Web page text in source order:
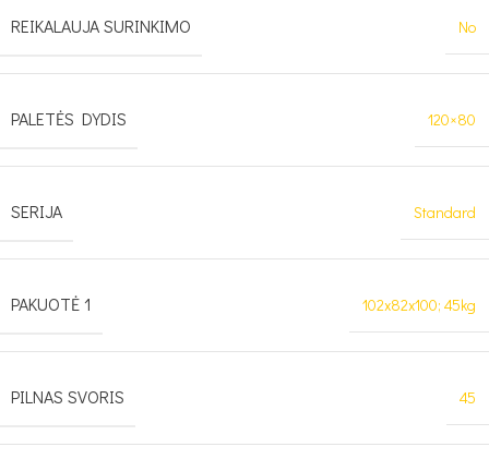
REIKALAUJA SURINKIMO No
PALETĖS DYDIS 120×80
SERIJA Standard
PAKUOTĖ 1 102x82x100; 45kg
PILNAS SVORIS 45